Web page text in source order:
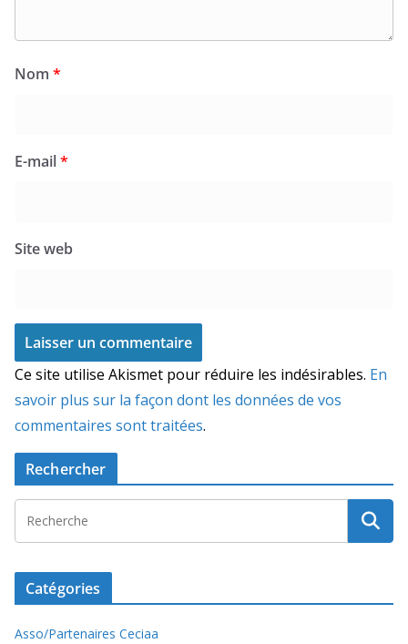
Nom *
E-mail*
Site web
Ce site utilise Akismet pour réduire les indésirables. En
savoir plus sur la façon dont les données de vos
commentaires sont traitées.
Rechercher
Catégories
Asso/Partenaires Ceciaa